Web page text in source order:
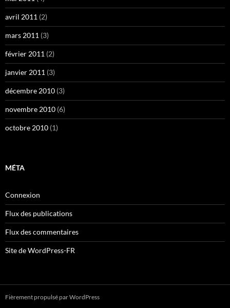
avril 2011 (2)
mars 2011 (3)
février 2011 (2)
janvier 2011 (3)
décembre 2010 (3)
novembre 2010 (6)
octobre 2010 (1)
MÉTA
Connexion
Flux des publications
Flux des commentaires
Site de WordPress-FR
Fièrement propulsé par WordPress